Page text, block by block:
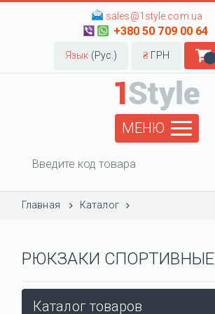
sales@1style.com.ua
+380 50 709 00 64
Язык (Рус.) ₴ ГРН
МЕНЮ
Главная Каталог
РЮКЗАКИ СПОРТИВНЫЕ
Каталог товаров